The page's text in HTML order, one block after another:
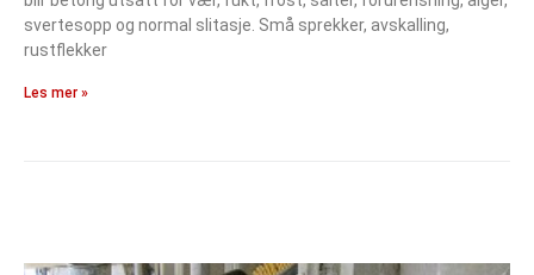
svertesopp og normal slitasje. Små sprekker, avskalling,
rustflekker
Les mer »